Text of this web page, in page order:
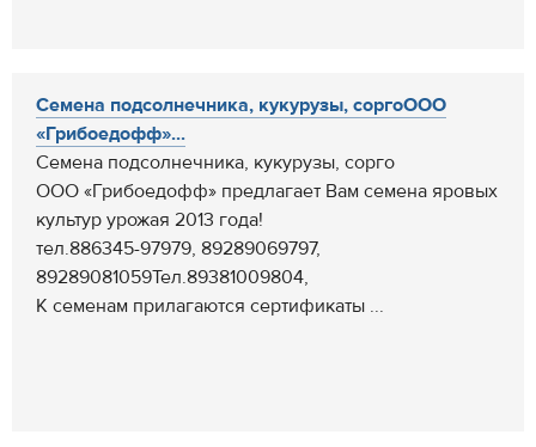
Семена подсолнечника, кукурузы, соргоООО
«Грибоедофф»...
Семена подсолнечника, кукурузы, сорго
ООО «Грибоедофф» предлагает Вам семена яровых
культур урожая 2013 года!
тел.886345-97979, 89289069797,
89289081059Тел.89381009804,
К семенам прилагаются сертификаты ...